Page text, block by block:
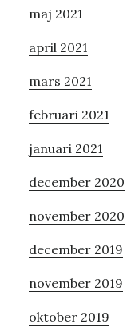
maj 2021
april 2021
mars 2021
februari 2021
januari 2021
december 2020
november 2020
december 2019
november 2019
oktober 2019